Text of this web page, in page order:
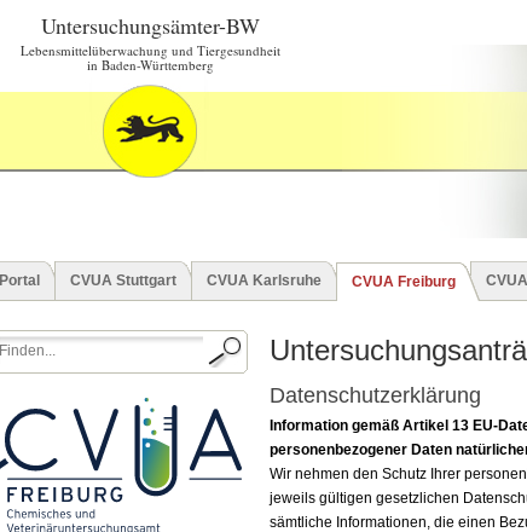
Untersuchungsämter-BW
Lebensmittelüberwachung und Tiergesundheit
in Baden-Württemberg
Portal CVUA Stuttgart CVUA Karlsruhe CVUA Freiburg
Datenschutzerklärung
Information gemäß Artikel 13 EU-
personenbezogener Daten
Wir nehmen den Schutz Ihrer
jeweils gültigen gesetzlichen
sämtliche Informationen, die einen